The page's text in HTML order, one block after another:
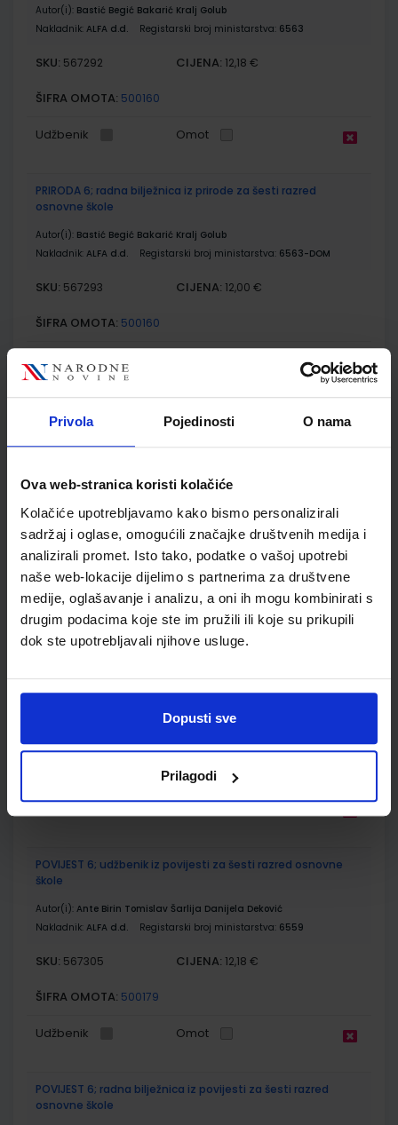
Privola Pojedinosti O nama
Ova web-stranica koristi kolačiće
Kolačiće upotrebljavamo kako bismo personalizirali
sadržaj i oglase, omogućili značajke društvenih medija i
analizirali promet. Isto tako, podatke o vašoj upotrebi
naše web-lokacije dijelimo s partnerima za društvene
medije, oglašavanje i analizu, a oni ih mogu kombinirati s
drugim podacima koje ste im pružili ili koje su prikupili
dok ste upotrebljavali njihove usluge.
Dopusti sve
Prilagodi
Autor(i): Bastić Begić Bakarić Kralj Golub
Nakladnik: ALFA d.d. Registarski broj ministarstva: 6563
SKU: 567292 CIJENA: 12,18 €
ŠIFRA OMOTA: 500160
Udžbenik Omot
PRIRODA 6; radna bilježnica iz prirode za šesti razred
osnovne škole
Autor(i): Bastić Begić Bakarić Kralj Golub
Nakladnik: ALFA d.d. Registarski broj ministarstva: 6563-DOM
SKU: 567293 CIJENA: 12,00 €
ŠIFRA OMOTA: 500160
MOJA ZEMLJA 2; udžbenik iz geografije za šesti razred
osnovne škole
Nakladnik:
ALFA d.d. Registarski broj ministarstva:
SKU:567300 CIJENA:12,18 €
ŠIFRA OMOTA: 500160
Udžbenik Omot
MOJA ZEMLJA 2; radna bilježnica iz geografije za šesti razred
Udžbenik Omot
POVIJEST 6; udžbenik iz povijesti za šesti razred osnovne
škole
Autor(i): Ante Birin Tomislav Šarlija Danijela Deković
Nakladnik: ALFA d.d. Registarski broj ministarstva: 6559
SKU: 567305 CIJENA: 12,18 €
ŠIFRA OMOTA: 500179
Udžbenik Omot
POVIJEST 6; radna bilježnica iz povijesti za šesti razred
osnovne škole